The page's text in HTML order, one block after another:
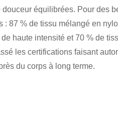
équilibrées. Pour des
87 % de tissu mélangé en
haute intensité et 70 % de
les certifications faisant
du corps à long terme.